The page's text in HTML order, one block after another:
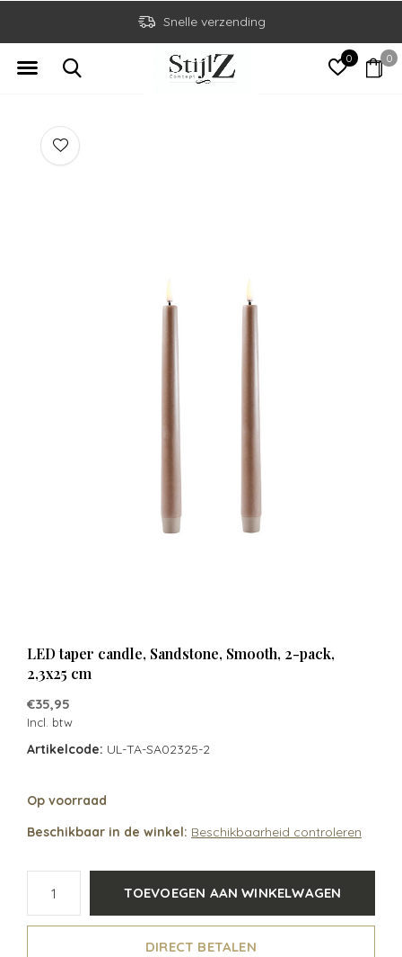
0 0
Snelle verzending
LED taper candle, Sandstone, Smooth, 2-pack,
2,3x25 cm
€35,95
Incl. btw
Artikelcode: UL-TA-SA02325-2
Op voorraad
Beschikbaar in de winkel: Beschikbaarheid controleren
TOEVOEGEN AAN WINKELWAGEN
DIRECT BETALEN